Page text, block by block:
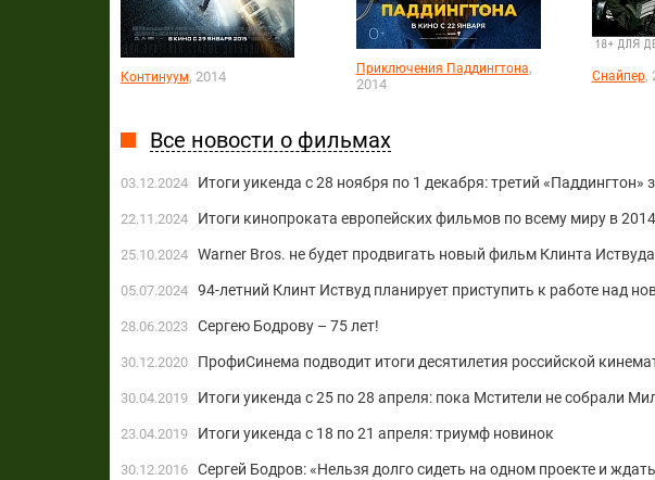
Континуум, 2014 Приключения Паддингтона,
2014
Снайпер,
Все новости о фильмах
03.12.2024 Итоги уикенда с 28 ноября по 1 декабря: третий «Паддингтон»
22.11.2024 Итоги кинопроката европейских фильмов по всему миру в
25.10.2024 Warner Bros. не будет продвигать новый фильм Клинта Иствуда
05.07.2024 94-летний Клинт Иствуд планирует приступить к работе над
28.06.2023 Сергею Бодрову – 75 лет!
30.12.2020 ПрофиСинема подводит итоги десятилетия российской
30.04.2019 Итоги уикенда с 25 по 28 апреля: пока Мстители не собрали
23.04.2019 Итоги уикенда с 18 по 21 апреля: триумф новинок
30.12.2016 Сергей Бодров: «Нельзя долго сидеть на одном проекте и